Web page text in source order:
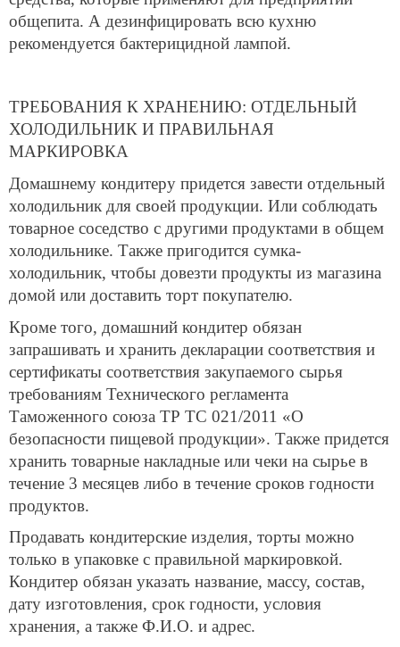
общепита. А дезинфицировать всю кухню
рекомендуется бактерицидной лампой.
ТРЕБОВАНИЯ К ХРАНЕНИЮ: ОТДЕЛЬНЫЙ
ХОЛОДИЛЬНИК И ПРАВИЛЬНАЯ
МАРКИРОВКА
Домашнему кондитеру придется завести отдельный
холодильник для своей продукции. Или соблюдать
товарное соседство с другими продуктами в общем
холодильнике. Также пригодится сумка-
холодильник, чтобы довезти продукты из магазина
домой или доставить торт покупателю.
Кроме того, домашний кондитер обязан
запрашивать и хранить декларации соответствия и
сертификаты соответствия закупаемого сырья
требованиям Технического регламента
Таможенного союза ТР ТС 021/2011 «О
безопасности пищевой продукции». Также придется
хранить товарные накладные или чеки на сырье в
течение 3 месяцев либо в течение сроков годности
продуктов.
Продавать кондитерские изделия, торты можно
только в упаковке с правильной маркировкой.
Кондитер обязан указать название, массу, состав,
дату изготовления, срок годности, условия
хранения, а также Ф.И.О. и адрес.